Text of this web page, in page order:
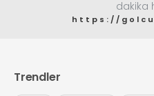
dakika
https://
Trendler